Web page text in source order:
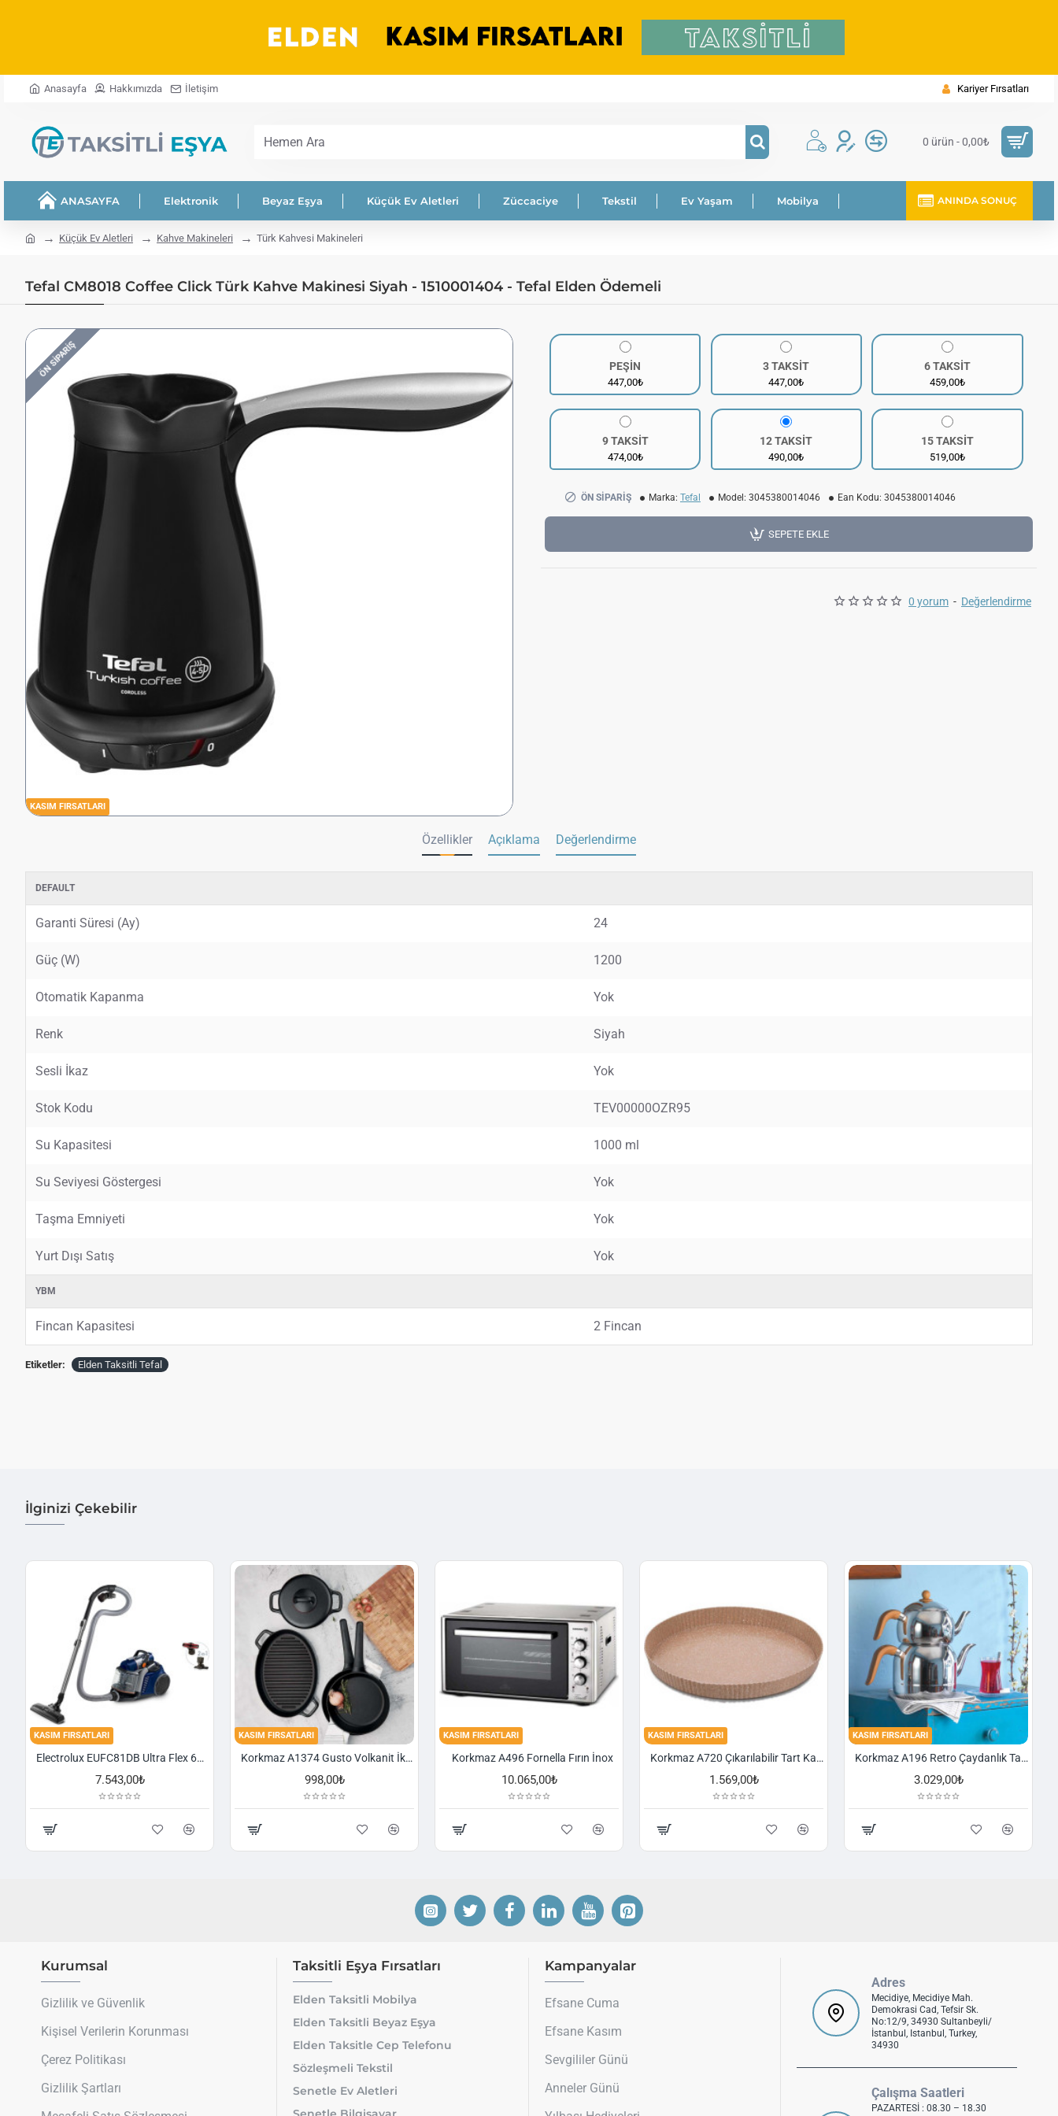
Anasayfa Hakkımızda İletişim Kariyer Fırsatları
Hemen
0 ürün - 0,00₺
ANASAYFA Elektronik Beyaz Eşya Küçük Ev Aletleri Züccaciye Tekstil Ev Yaşam Mobilya ANINDA SONUÇ
home Küçük Ev Aletleri Kahve Makineleri Türk Kahvesi Makineleri
Tefal CM8018 Coffee Click Türk Kahve Makinesi Siyah - 1510001404 - Tefal Elden Ödemeli
KASIM FIRSATLARI
ÖN SIPARIŞ
0 yorum - Değerlendirme
PEŞİN
447,00₺
3 TAKSİT
447,00₺
6 TAKSİT
459,00₺
9 TAKSİT
474,00₺
12 TAKSİT
490,00₺
15 TAKSİT
519,00₺
ÖN SIPARIŞ Marka: Tefal Model: 3045380014046 Ean Kodu: 3045380014046
SEPETE EKLE
Özellikler Açıklama Değerlendirme
DEFAULT
Garanti Süresi (Ay) 24
Güç (W) 1200
Otomatik Kapanma Yok
Renk Siyah
Sesli İkaz Yok
Stok Kodu TEV00000OZR95
Su Kapasitesi 1000 ml
Su Seviyesi Göstergesi Yok
Taşma Emniyeti Yok
Yurt Dışı Satış Yok
YBM
Fincan Kapasitesi 2 Fincan
Etiketler: Elden Taksitli Tefal
İlginizi Çekebilir
KASIM FIRSATLARI
Electrolux EUFC81DB Ultra Flex 650 W Toz Torbasız Süpürge
7.543,00₺
KASIM FIRSATLARI
Korkmaz A1374 Gusto Volkanit İki Kulplu Oval Tava
998,00₺
KASIM FIRSATLARI
Korkmaz A496 Fornella Fırın İnox
10.065,00₺
KASIM FIRSATLARI
Korkmaz A720 Çıkarılabilir Tart Kalıbı Granit 29,5 cm
1.569,00₺
KASIM FIRSATLARI
Korkmaz A196 Retro Çaydanlık Takımı
3.029,00₺
Kurumsal
Gizlilik ve Güvenlik
Kişisel Verilerin Korunması
Çerez Politikası
Gizlilik Şartları
Taksitli Eşya Fırsatları
Elden Taksitli Mobilya
Elden Taksitli Beyaz Eşya
Elden Taksitle Cep Telefonu
Sözleşmeli Tekstil
Senetle Ev Aletleri
Kampanyalar
Efsane Cuma
Efsane Kasım
Sevgililer Günü
Anneler Günü
Adres
Mecidiye, Mecidiye Mah.
Demokrasi Cad, Tefsir Sk.
No:12/9, 34930 Sultanbeyli/
İstanbul, Istanbul, Turkey,
34930
Çalışma Saatleri
PAZARTESİ : 08.30 – 18.30